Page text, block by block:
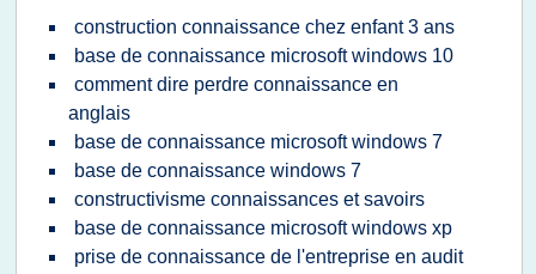
construction connaissance chez enfant 3 ans
base de connaissance microsoft windows 10
comment dire perdre connaissance en
anglais
base de connaissance microsoft windows 7
base de connaissance windows 7
constructivisme connaissances et savoirs
base de connaissance microsoft windows xp
prise de connaissance de l'entreprise en audit